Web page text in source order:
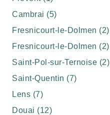
Cambrai (5)
Fresnicourt-le-Dolmen (2)
Fresnicourt-le-Dolmen (2)
Saint-Pol-sur-Ternoise (2)
Saint-Quentin (7)
Lens (7)
Douai (12)